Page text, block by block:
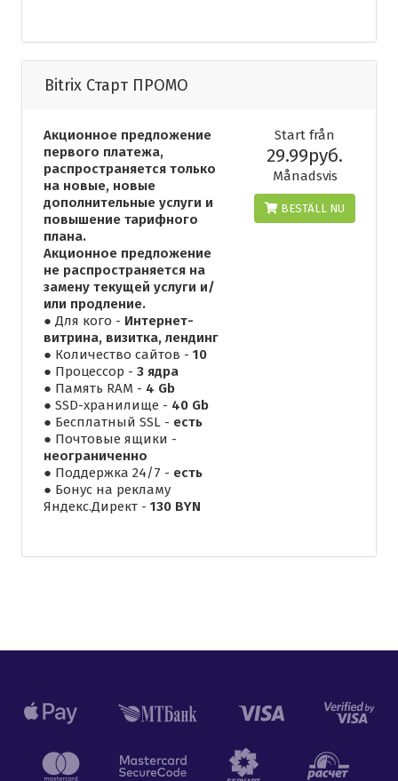
Bitrix Старт ПРОМО
Акционное предложение
первого платежа,
распространяется только
на новые, новые
дополнительные услуги и
повышение тарифного
плана.
Акционное предложение
не распространяется на
замену текущей услуги и/
или продление.
● Для кого - Интернет-
витрина, визитка, лендинг
● Количество сайтов - 10
● Процессор - 3 ядра
● Память RAM - 4 Gb
● SSD-хранилище - 40 Gb
● Бесплатный SSL - есть
● Почтовые ящики -
неограниченно
● Поддержка 24/7 - есть
● Бонус на рекламу
Яндекс.Директ - 130 BYN
Start från
29.99руб.
Månadsvis
BESTÄLL NU